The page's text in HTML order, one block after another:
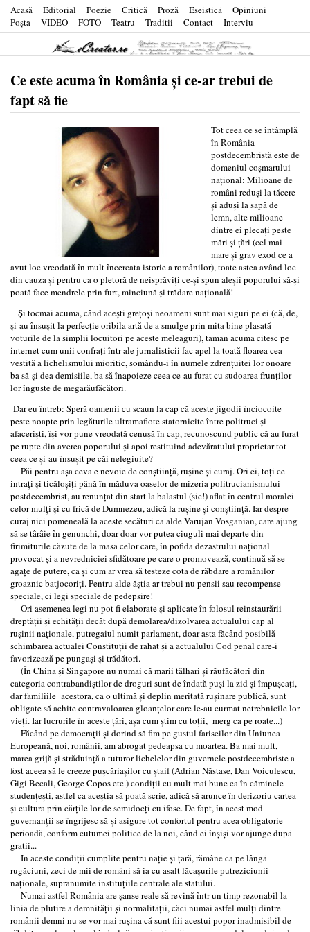
Acasă Editorial Poezie Critică Proză Eseistică
Opiniuni
Poşta
VIDEO FOTO Teatru Traditii Contact Interviu
Ce este acuma în România şi ce-ar trebui de
fapt să fie
Tot ceea ce se întâmplă
în România
postdecembristă este de
domeniul coşmarului
naţional: Milioane de
români reduşi la tăcere
şi aduşi la sapă de
lemn, alte milioane
dintre ei plecaţi peste
mări şi ţări (cel mai
mare şi grav exod ce a
avut loc vreodată în mult încercata istorie a românilor), toate astea având loc
din cauza şi pentru ca o pletoră de neisprăviţi ce-şi spun aleşii poporului să-şi
poată face mendrele prin furt, minciună şi trădare naţională!
Şi tocmai acuma, când aceşti greţoşi neoameni sunt mai siguri pe ei (că, de,
şi-au însuşit la perfecţie oribila artă de a smulge prin mita bine plasată
voturile de la simplii locuitori pe aceste meleaguri), taman acuma citesc pe
internet cum unii confraţi într-ale jurnalisticii fac apel la toată floarea cea
vestită a lichelismului mioritic, somându-i în numele zdrenţuitei lor onoare
ba să-şi dea demisiile, ba să înapoieze ceea ce-au furat cu sudoarea frunţilor
lor înguste de megarăufăcători.
Dar eu întreb: Speră oamenii cu scaun la cap că aceste jigodii înciocoite
peste noapte prin legăturile ultramafiote statornicite între politruci şi
afacerişti, îşi vor pune vreodată cenuşă în cap, recunoscund public că au furat
pe rupte din averea poporului şi apoi restituind adevăratului proprietar tot
ceea ce şi-au însuşit pe căi nelegiuite?
Păi pentru aşa ceva e nevoie de conştiinţă, ruşine şi curaj. Ori ei, toţi ce
intraţi şi ticăloşiţi până în măduva oaselor de mizeria politrucianismului
postdecembrist, au renunţat din start la balastul (sic!) aflat în centrul moralei
celor mulţi şi cu frică de Dumnezeu, adică la ruşine şi conştiinţă. Iar despre
curaj nici pomeneală la aceste secături ca alde Varujan Vosganian, care ajung
să se târâie în genunchi, doar-doar vor putea ciuguli mai departe din
firimiturile căzute de la masa celor care, în pofida dezastrului naţional
provocat şi a nevredniciei sfidătoare pe care o promovează, continuă să se
agaţe de putere, ca şi cum ar vrea să testeze cota de răbdare a românilor
groaznic batjocoriţi. Pentru alde ăştia ar trebui nu pensii sau recompense
speciale, ci legi speciale de pedepsire!
Ori asemenea legi nu pot fi elaborate şi aplicate în folosul reinstaurării
dreptăţii şi echităţii decât după demolarea/dizolvarea actualului cap al
ruşinii naţionale, putregaiul numit parlament, doar asta făcând posibilă
schimbarea actualei Constituţii de rahat şi a actualului Cod penal care-i
favorizează pe pungaşi şi trădători.
(În China şi Singapore nu numai că marii tâlhari şi răufăcători din
categoria contrabandiştilor de droguri sunt de îndată puşi la zid şi împuşcaţi,
dar familiile acestora, ca o ultimă şi deplin meritată ruşinare publică, sunt
obligate să achite contravaloarea gloanţelor care le-au curmat netrebnicile lor
vieţi. Iar lucrurile în aceste ţări, aşa cum ştim cu toţii, merg ca pe roate...)
Făcând pe democraţii şi dorind să fim pe gustul fariseilor din Uniunea
Europeană, noi, românii, am abrogat pedeapsa cu moartea. Ba mai mult,
marea grijă şi străduinţă a tuturor lichelelor din guvernele postdecembriste a
fost aceea să le creeze puşcăriaşilor cu ştaif (Adrian Năstase, Dan Voiculescu,
Gigi Becali, George Copos etc.) condiţii cu mult mai bune ca în căminele
studenţeşti, astfel ca aceştia să poată scrie, adică să arunce în derizoriu cartea
şi cultura prin cărţile lor de semidocţi cu ifose. De fapt, în acest mod
guvernanţii se îngrijesc să-şi asigure tot confortul pentru acea obligatorie
perioadă, conform cutumei politice de la noi, când ei înşişi vor ajunge după
gratii...
În aceste condiţii cumplite pentru naţie şi ţară, rămâne ca pe lângă
rugăciuni, zeci de mii de români să ia cu asalt lăcaşurile putreziciunii
naţionale, supranumite instituţiile centrale ale statului.
Numai astfel România are şanse reale să revină într-un timp rezonabil la
linia de plutire a demnităţii şi normalităţii, căci numai astfel mulţi dintre
românii demni nu se vor mai ruşina că sunt fiii acestui popor inadmisibil de